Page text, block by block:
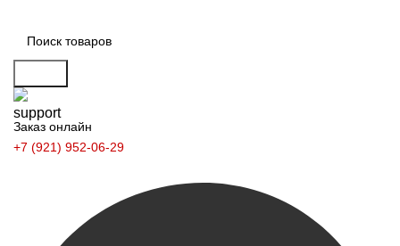
Заказ онлайн
+7 (921) 952-06-29